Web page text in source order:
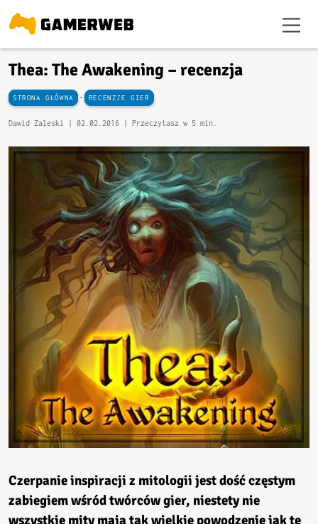
Thea: The Awakening – recenzja
STRONA GŁÓWNA - RECENZJE GIER
Dawid Zaleski | 02.02.2016 | Przeczytasz w 5 min.
Czerpanie inspiracji z mitologii jest dość częstym
zabiegiem wśród twórców gier, niestety nie
wszystkie mity mają tak wielkie powodzenie jak te